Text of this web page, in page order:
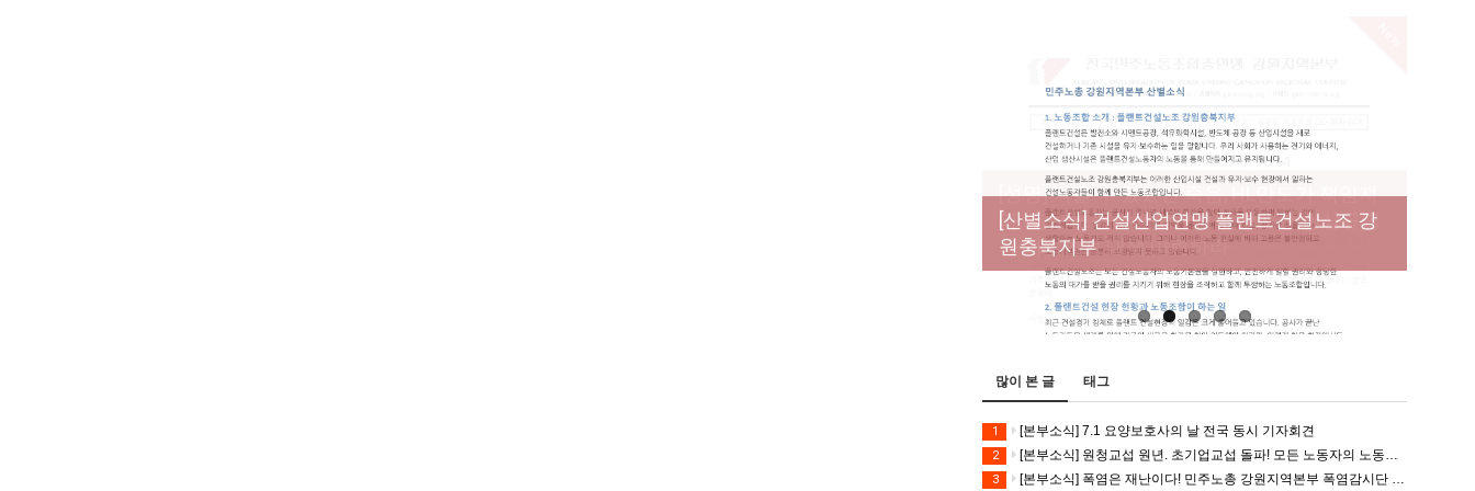
[성명] 막을 수 있었던 죽음, HL만도가 책임져
라 : 청년노동자 사망사고의 철저한 진상규명
과 재발방지 대책 마련하라
[산별소식] 건설산업연맹 플랜트건설노조 강
원충북지부
[강릉,속초,원주,춘천] 폭염감시단 사업 이모저
모
[조합원☆인터뷰] 서비스연맹 전국학교비정
규직노동조합 강원지부 김유미 춘천지회장
[본부소식] 강원지역 노동자 합창단 모임
많이 본 글 태그
1 [본부소식] 7.1 요양보호사의 날 전국 동시 기자회견
2 [본부소식] 원청교섭 원년. 초기업교섭 돌파! 모든 노동자의 노동기본권 쟁취! 민주노총 7.15 총파업대회
3 [본부소식] 폭염은 재난이다! 민주노총 강원지역본부 폭염감시단 선포 기자회견